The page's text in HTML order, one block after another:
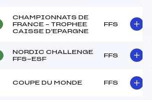
CHAMPIONNATS DE
FRANCE – TROPHEE
CAISSE D'EPARGNE
FFS
NORDIC CHALLENGE
FFS-ESF
FFS
COUPE DU MONDE FFS